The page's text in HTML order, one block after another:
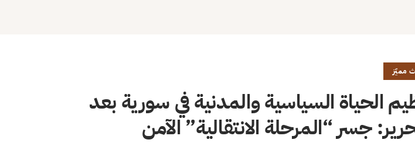
مميّز
الحياة السياسية والمدنية في سورية بعد
جسر “المرحلة الانتقالية” الآمن